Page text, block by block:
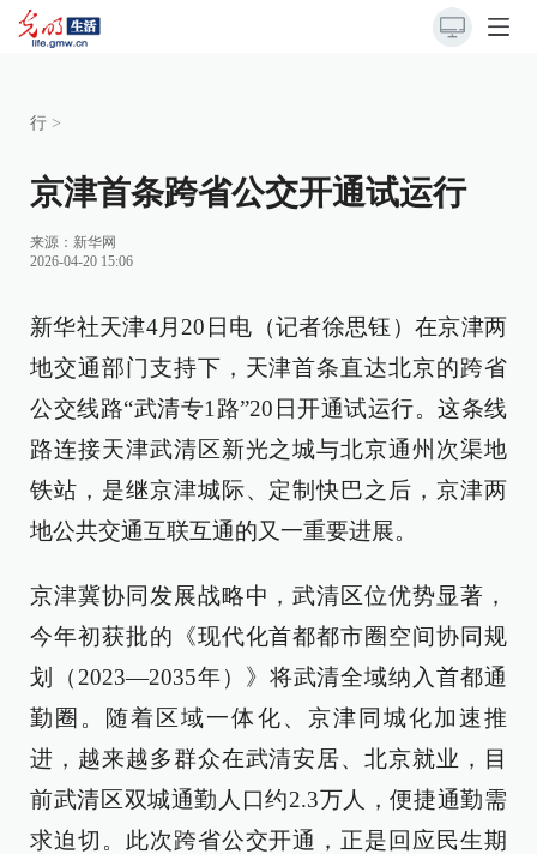
行 >
京津首条跨省公交开通试运行
来源： 新华网
2026-04-20 15:06
新华社天津4月20日电（记者徐思钰）在京津两
地交通部门支持下，天津首条直达北京的跨省
公交线路“武清专1路”20日开通试运行。这条线
路连接天津武清区新光之城与北京通州次渠地
铁站，是继京津城际、定制快巴之后，京津两
地公共交通互联互通的又一重要进展。
京津冀协同发展战略中，武清区位优势显著，
今年初获批的《现代化首都都市圈空间协同规
划（2023—2035年）》将武清全域纳入首都通
勤圈。随着区域一体化、京津同城化加速推
进，越来越多群众在武清安居、北京就业，目
前武清区双城通勤人口约2.3万人，便捷通勤需
求迫切。此次跨省公交开通，正是回应民生期